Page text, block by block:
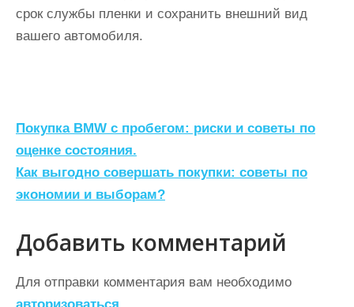
срок службы пленки и сохранить внешний вид
вашего автомобиля.
Н
а
в
и
г
а
ц
Покупка BMW с пробегом: риски и советы по
оценке состояния.
Как выгодно совершать покупки: советы по
экономии и выборам?
Добавить комментарий
Для отправки комментария вам необходимо